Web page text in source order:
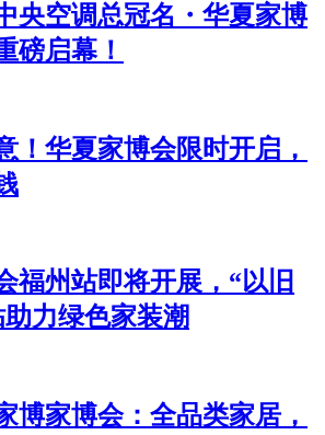
央空调总冠名・华夏家博
磅启幕！
！华夏家博会限时开启，
福州站即将开展，“以旧
力绿色家装潮
博家博会：全品类家居，